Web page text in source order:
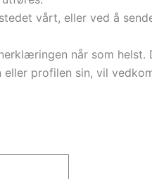
vårt, eller ved å
når som
profilen sin, vil